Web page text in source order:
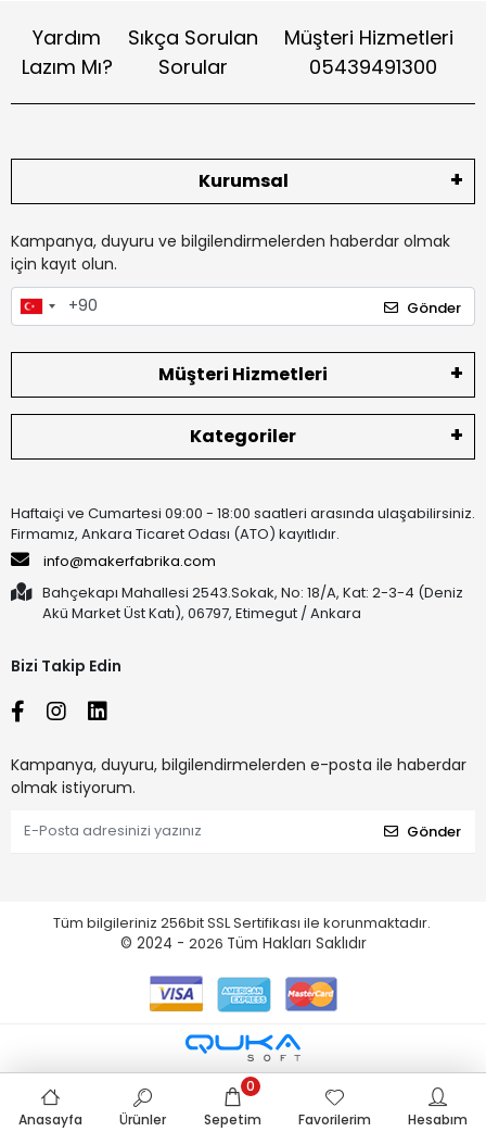
Yardım
Lazım Mı?
Sıkça Sorulan
Sorular
Müşteri Hizmetleri
05439491300
Kurumsal
Kampanya, duyuru ve bilgilendirmelerden haberdar olmak
için kayıt olun.
Gönder
Müşteri Hizmetleri
Kategoriler
Haftaiçi ve Cumartesi 09:00 - 18:00 saatleri arasında ulaşabilirsiniz.
Firmamız, Ankara Ticaret Odası (ATO) kayıtlıdır.
info@makerfabrika.com
Bahçekapı Mahallesi 2543.Sokak, No: 18/A, Kat: 2-3-4 (Deniz
Akü Market Üst Katı), 06797, Etimegut / Ankara
Bizi Takip Edin
Kampanya, duyuru, bilgilendirmelerden e-posta ile haberdar
olmak istiyorum.
Gönder
Tüm bilgileriniz 256bit SSL Sertifikası ile korunmaktadır.
© 2024 - 2026 Tüm Hakları Saklıdır
Anasayfa Ürünler Sepetim
0
Favorilerim
Hesabım